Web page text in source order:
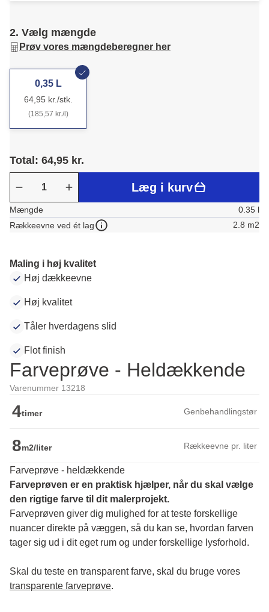
2. Vælg mængde
Prøv vores mængdeberegner her
0,35 L
64,95 kr./stk.
(185,57 kr./l)
Total: 64,95 kr.
Læg i kurv
Mængde
0.35 l
Rækkeevne ved ét lag
2.8 m2
Maling i høj kvalitet
Høj dækkeevne
Høj kvalitet
Tåler hverdagens slid
Flot finish
Farveprøve - Heldækkende
Varenummer 13218
4timer Genbehandlingstør
8m2/liter Rækkeevne pr. liter
Farveprøve - heldækkende
Farveprøven er en praktisk hjælper, når du skal vælge
den rigtige farve til dit malerprojekt.
Farveprøven giver dig mulighed for at teste forskellige
nuancer direkte på væggen, så du kan se, hvordan farven
tager sig ud i dit eget rum og under forskellige lysforhold.
transparente farveprøve.